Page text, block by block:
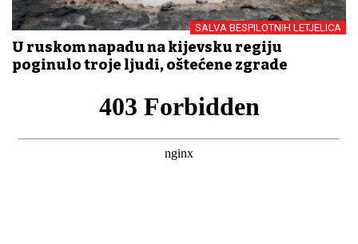
SALVA BESPILOTNIH LETJELICA
U ruskom napadu na kijevsku regiju
poginulo troje ljudi, oštećene zgrade